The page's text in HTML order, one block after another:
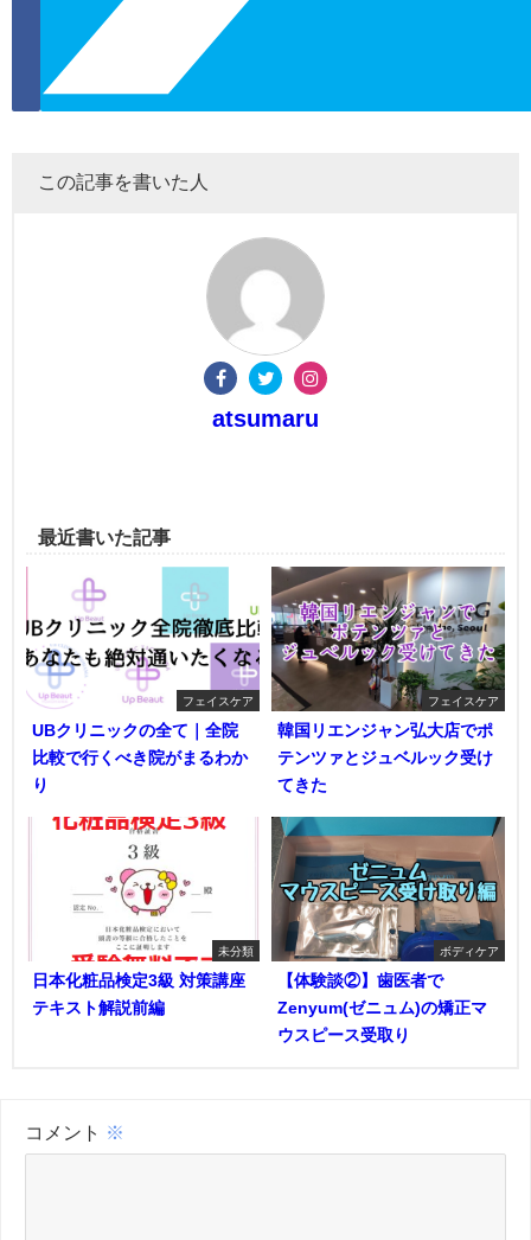
この記事を書いた人
atsumaru
最近書いた記事
フェイスケア
UBクリニックの全て｜全院
比較で行くべき院がまるわか
り
フェイスケア
韓国リエンジャン弘大店でポ
テンツァとジュベルック受け
てきた
未分類
日本化粧品検定3級 対策講座
テキスト解説前編
ボディケア
【体験談②】歯医者で
Zenyum(ゼニュム)の矯正マ
ウスピース受取り
コメント ※